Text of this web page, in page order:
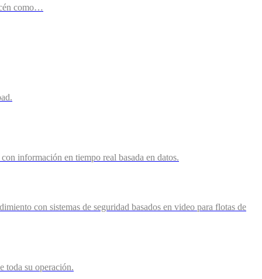
como…
información en tiempo real basada en datos.
con sistemas de seguridad basados en video para flotas de
toda su operación.